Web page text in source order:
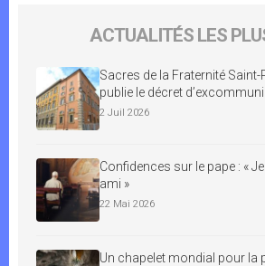
ACTUALITÉS LES
Sacres de la Fraternité Saint-
publie le décret
2 Juil 2026
Confidences sur le pape : «
ami »
22 Mai 2026
Un chapelet mondial pour la